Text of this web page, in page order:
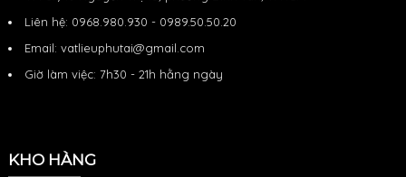
Liên hệ: 0968.980.930 - 0989.50.50.20
Email: vatlieuphutai@gmail.com
Giờ làm việc: 7h30 - 21h hằng ngày
KHO HÀNG